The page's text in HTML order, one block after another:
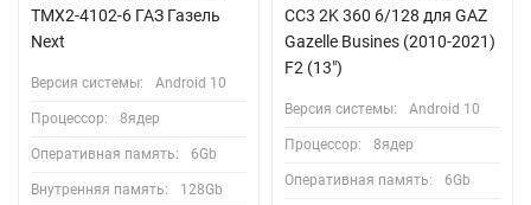
TMX2-4102-6 ГАЗ Газель
Next
Версия системы: Android 10
Процессор: 8ядер
Оперативная память: 6Gb
Внутренняя память: 128Gb
CC3 2K 360 6/128 для GAZ
Gazelle Busines (2010-2021)
F2 (13")
Версия системы: Android 10
Процессор: 8ядер
Оперативная память: 6Gb